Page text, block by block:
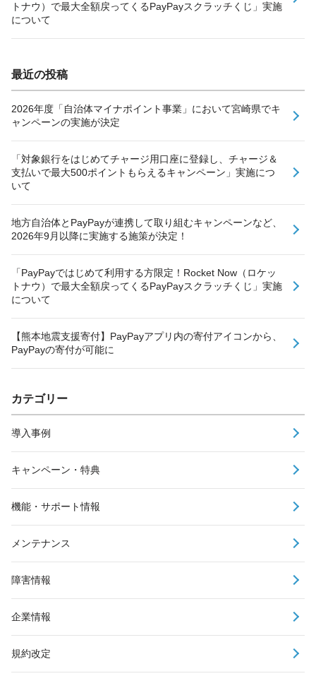
トナウ）で最大全額戻ってくるPayPayスクラッチくじ」実施
について
最近の投稿
2026年度「自治体マイナポイント事業」において宮崎県でキ
ャンペーンの実施が決定
「対象銀行をはじめてチャージ用口座に登録し、チャージ＆
支払いで最大500ポイントもらえるキャンペーン」実施につ
いて
地方自治体とPayPayが連携して取り組むキャンペーンなど、
2026年9月以降に実施する施策が決定！
「PayPayではじめて利用する方限定！Rocket Now（ロケッ
トナウ）で最大全額戻ってくるPayPayスクラッチくじ」実施
について
【熊本地震支援寄付】PayPayアプリ内の寄付アイコンから、
PayPayの寄付が可能に
カテゴリー
導入事例
キャンペーン・特典
機能・サポート情報
メンテナンス
障害情報
企業情報
規約改定